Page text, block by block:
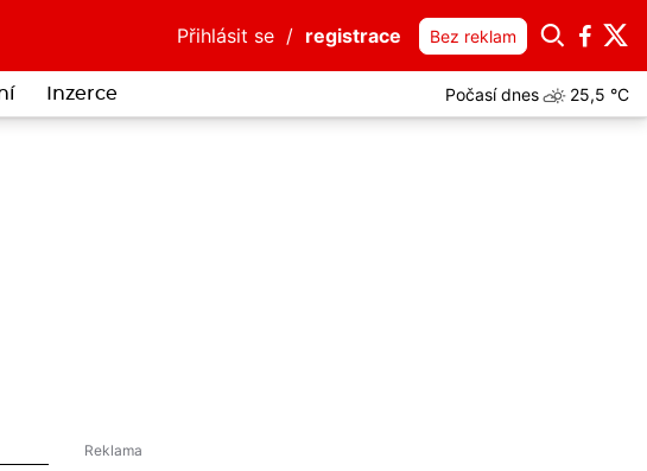
Přihlásit se / registrace Bez reklam
Inzerce Počasí dnes 25,5 °C